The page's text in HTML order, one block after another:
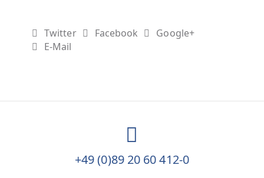
Twitter Facebook
Google+
E-Mail
+49 (0)89 20 60 412-0